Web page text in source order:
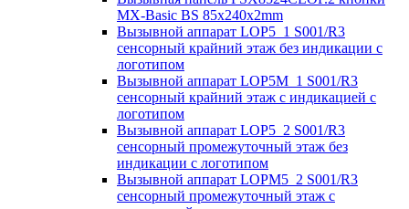
MX-Basic BS 85х240х2mm
Вызывной аппарат LOP5_1 S001/R3
сенсорный крайний этаж без индикации с
логотипом
Вызывной аппарат LOP5M_1 S001/R3
сенсорный крайний этаж с индикацией с
логотипом
Вызывной аппарат LOP5_2 S001/R3
сенсорный промежуточный этаж без
индикации с логотипом
Вызывной аппарат LOPM5_2 S001/R3
сенсорный промежуточный этаж с